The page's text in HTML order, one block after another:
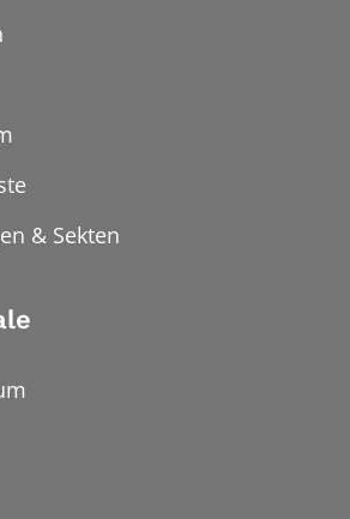
& Sekten